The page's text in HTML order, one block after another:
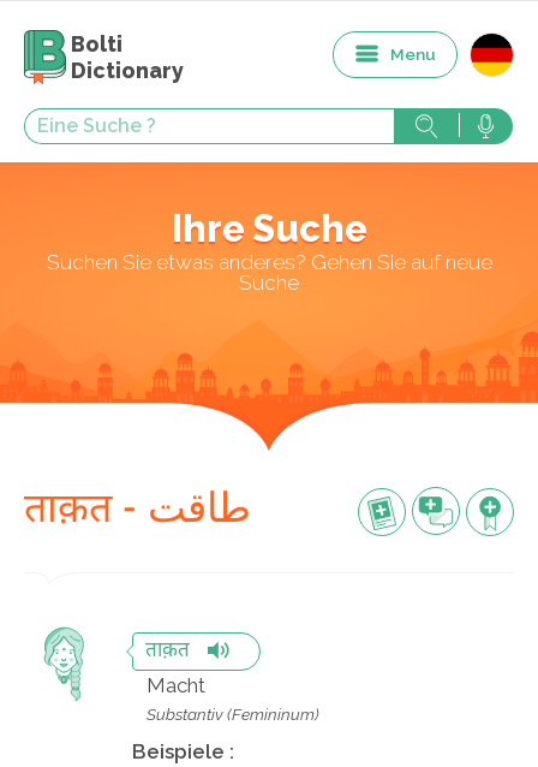
Bolti
Dictionary
Menu
Ihre Suche
Suchen Sie etwas anderes? Gehen Sie auf neue
Suche
ताक़त - طاقت
ताक़त
Macht
Substantiv (Femininum)
Beispiele :